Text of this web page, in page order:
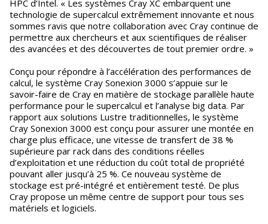
HPC d’Intel. « Les systèmes Cray XC embarquent une
technologie de supercalcul extrêmement innovante et nous
sommes ravis que notre collaboration avec Cray continue de
permettre aux chercheurs et aux scientifiques de réaliser
des avancées et des découvertes de tout premier ordre. »
Conçu pour répondre à l’accélération des performances de
calcul, le système Cray Sonexion 3000 s’appuie sur le
savoir-faire de Cray en matière de stockage parallèle haute
performance pour le supercalcul et l’analyse big data. Par
rapport aux solutions Lustre traditionnelles, le système
Cray Sonexion 3000 est conçu pour assurer une montée en
charge plus efficace, une vitesse de transfert de 38 %
supérieure par rack dans des conditions réelles
d’exploitation et une réduction du coût total de propriété
pouvant aller jusqu’à 25 %. Ce nouveau système de
stockage est pré-intégré et entièrement testé. De plus
Cray propose un même centre de support pour tous ses
matériels et logiciels.